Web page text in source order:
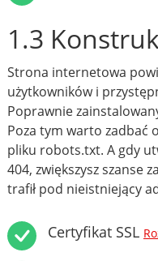
1.3
Strona internetowa
użytkowników i
Poprawnie
Poza tym warto zadbać
pliku robots.txt. A gdy
404, zwiększysz szanse
trafił pod nieistniejący
Certyfikat SSL